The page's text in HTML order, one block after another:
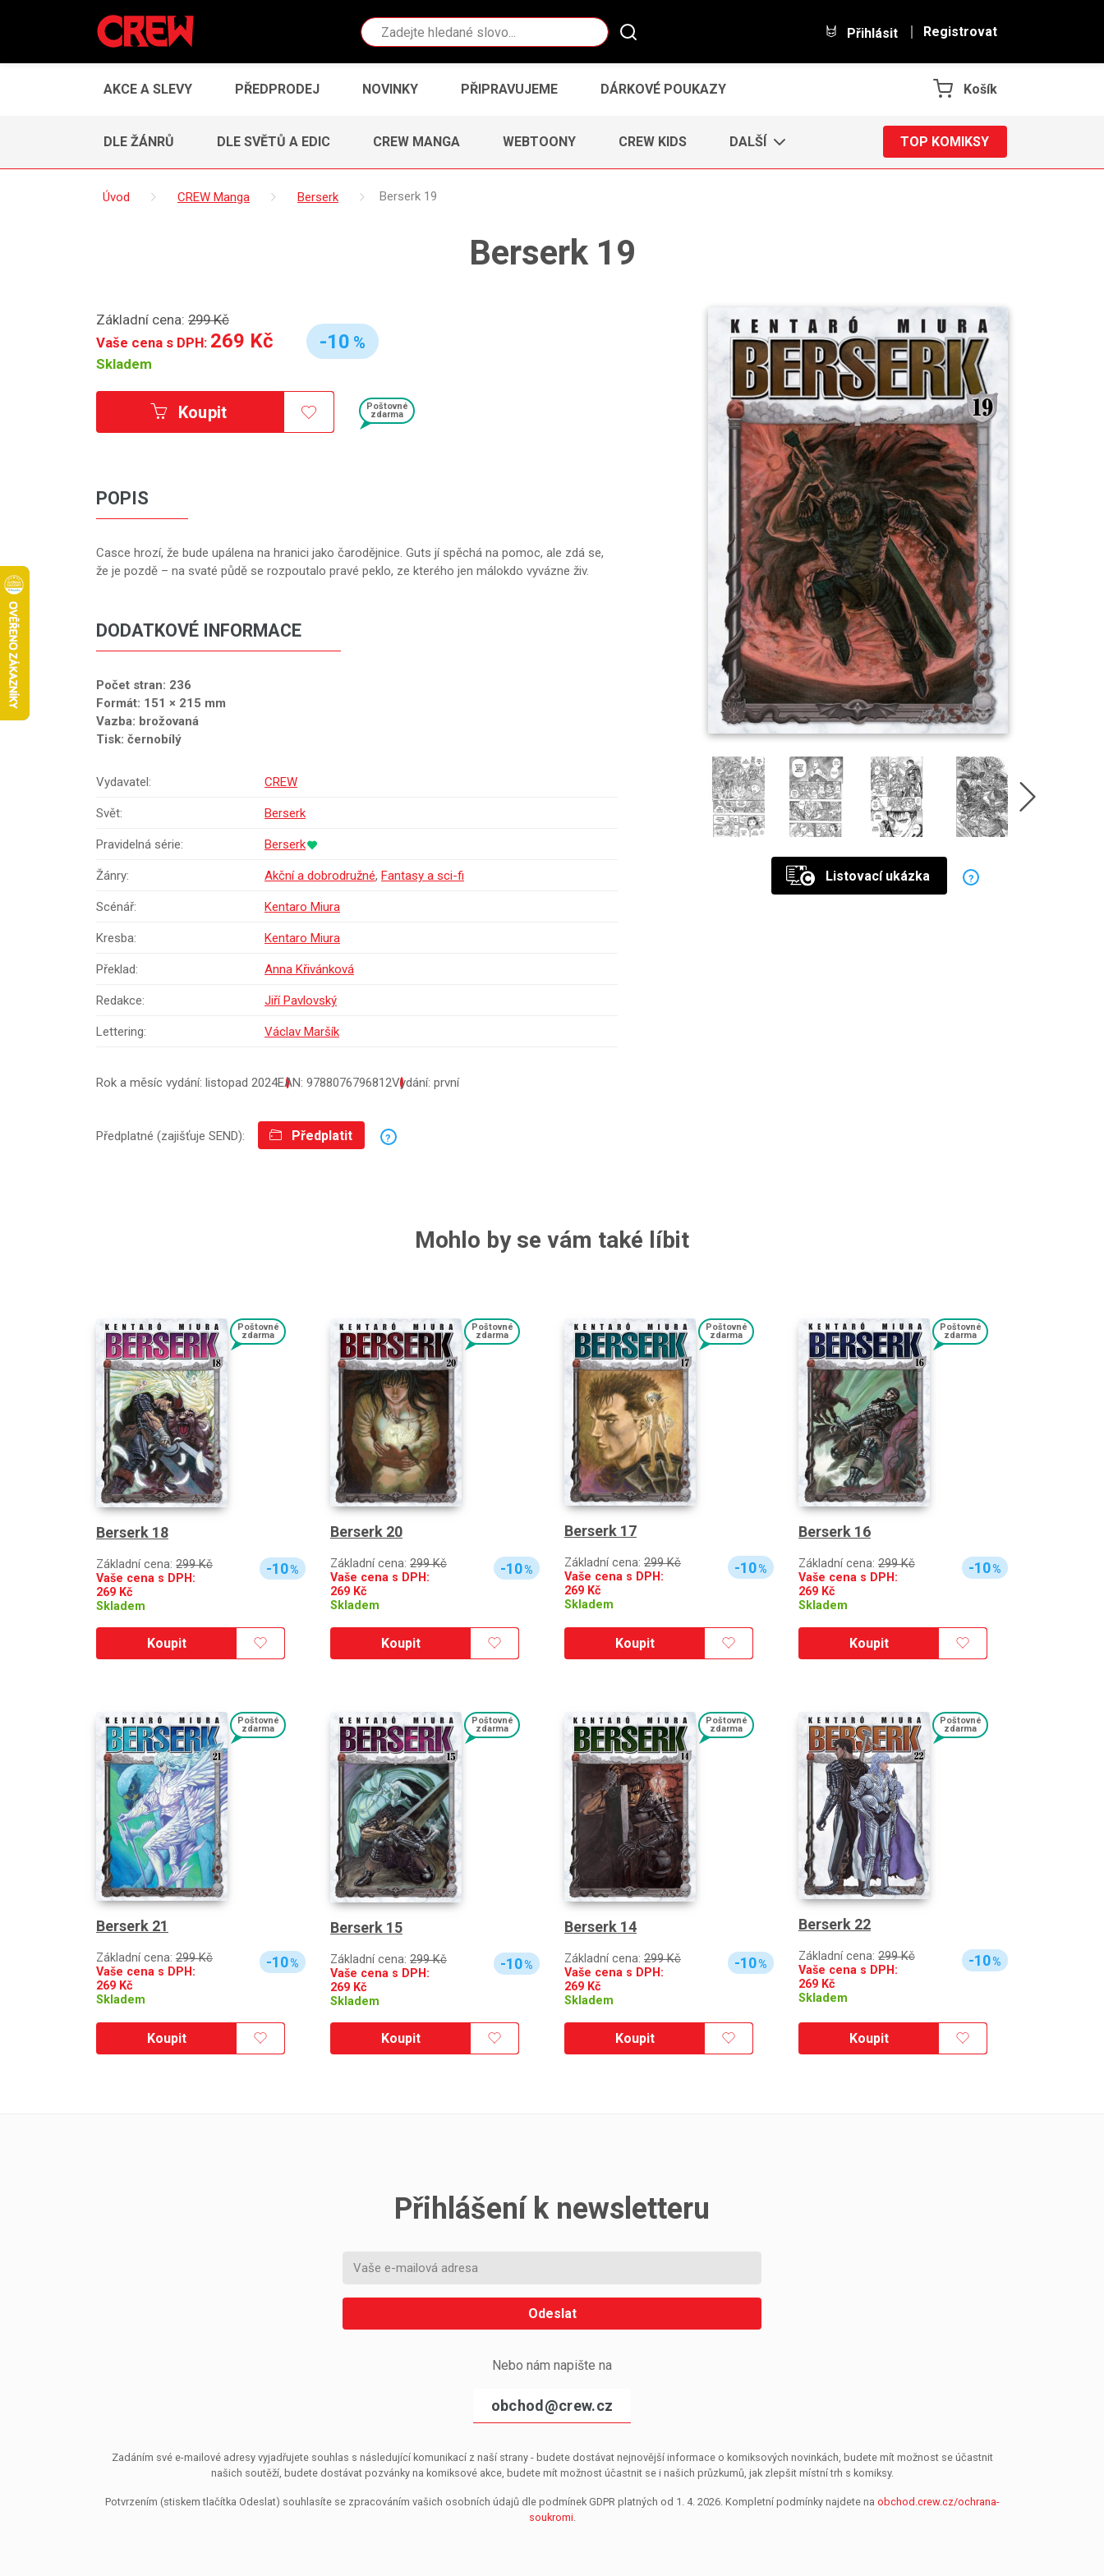
Vyhledávání Přihlásit Registrovat
AKCE A SLEVY PŘEDPRODEJ NOVINKY PŘIPRAVUJEME DÁRKOVÉ POUKAZY Košík
DLE ŽÁNRŮ DLE SVĚTŮ A EDIC CREW MANGA WEBTOONY CREW KIDS DALŠÍ TOP KOMIKSY
Úvod CREW Manga Berserk Berserk 19
Berserk 19
Základní cena: 299 Kč
Vaše cena s DPH: 269 Kč
Skladem
-10 %
Koupit Poštovné
zdarma
POPIS
Casce hrozí, že bude upálena na hranici jako čarodějnice. Guts jí spěchá na pomoc, ale zdá se,
že je pozdě – na svaté půdě se rozpoutalo pravé peklo, ze kterého jen málokdo vyvázne živ.
DODATKOVÉ INFORMACE
Počet stran: 236
Formát: 151 × 215 mm
Vazba: brožovaná
Tisk: černobílý
Vydavatel: CREW
Svět: Berserk
Pravidelná série: Berserk
Žánry: Akční a dobrodružné, Fantasy a sci-fi
Scénář: Kentaro Miura
Kresba: Kentaro Miura
Překlad: Anna Křivánková
Redakce: Jiří Pavlovský
Lettering: Václav Maršík
Rok a měsíc vydání: listopad 2024EAN: 9788076796812Vydání: první
Předplatné (zajišťuje SEND): Předplatit ?
Listovací ukázka ?
Mohlo by se vám také líbit
Poštovné
zdarma
Berserk 18
Základní cena: 299 Kč
Vaše cena s DPH:
269 Kč
Skladem
-10%
Koupit
Poštovné
zdarma
Berserk 20
Základní cena: 299 Kč
Vaše cena s DPH:
269 Kč
Skladem
-10%
Koupit
Poštovné
zdarma
Berserk 17
Základní cena: 299 Kč
Vaše cena s DPH:
269 Kč
Skladem
-10%
Koupit
Poštovné
zdarma
Berserk 16
Základní cena: 299 Kč
Vaše cena s DPH:
269 Kč
Skladem
-10%
Koupit
Poštovné
zdarma
Berserk 21
Základní cena: 299 Kč
Vaše cena s DPH:
269 Kč
Skladem
-10%
Koupit
Poštovné
zdarma
Berserk 15
Základní cena: 299 Kč
Vaše cena s DPH:
269 Kč
Skladem
-10%
Koupit
Poštovné
zdarma
Berserk 14
Základní cena: 299 Kč
Vaše cena s DPH:
269 Kč
Skladem
-10%
Koupit
Poštovné
zdarma
Berserk 22
Základní cena: 299 Kč
Vaše cena s DPH:
269 Kč
Skladem
-10%
Koupit
Přihlášení k newsletteru
Odeslat
Nebo nám napište na
obchod@crew.cz
Zadáním své e-mailové adresy vyjadřujete souhlas s následující komunikací z naší strany - budete dostávat nejnovější informace o komiksových novinkách, budete mít možnost se účastnit
našich soutěží, budete dostávat pozvánky na komiksové akce, budete mít možnost účastnit se i našich průzkumů, jak zlepšit místní trh s komiksy.
Potvrzením (stiskem tlačítka Odeslat) souhlasíte se zpracováním vašich osobních údajů dle podmínek GDPR platných od 1. 4. 2026. Kompletní podmínky najdete na obchod.crew.cz/ochrana-
soukromi.